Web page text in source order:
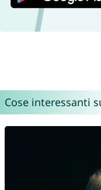
Cose interessanti